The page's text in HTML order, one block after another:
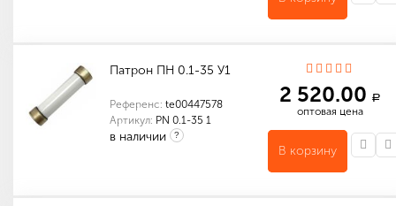
Патрон ПН 0.1-35 У1
Референс: te00447578
Артикул: PN 0.1-35 1
в наличии ?
2 520.00 a
оптовая цена
В корзину